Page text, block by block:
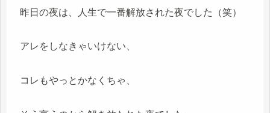
昨日の夜は、人生で一番解放された夜でした（笑）
アレをしなきゃいけない、
コレもやっとかなくちゃ、